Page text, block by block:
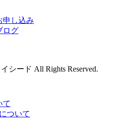
申し込み
ログ
シード All Rights Reserved.
て
ついて